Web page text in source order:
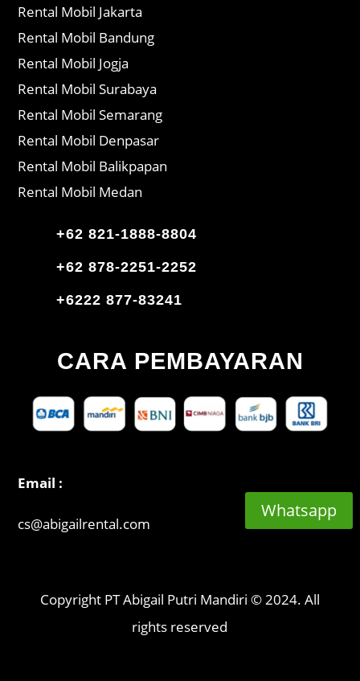
Rental Mobil Jakarta
Rental Mobil Bandung
Rental Mobil Jogja
Rental Mobil Surabaya
Rental Mobil Semarang
Rental Mobil Denpasar
Rental Mobil Balikpapan
Rental Mobil Medan
+62 821-1888-8804
+62 878-2251-2252
+6222 877-83241
CARA PEMBAYARAN
Email :
cs@abigailrental.com
Copyright PT Abigail Putri Mandiri © 2024. All
rights reserved
Whatsapp